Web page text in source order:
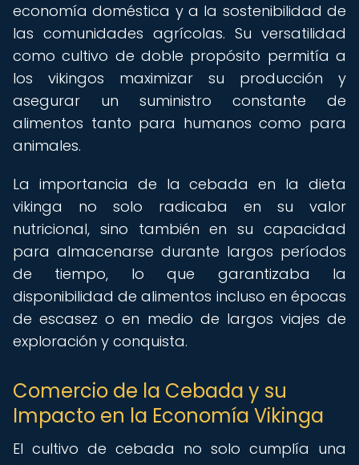
economía doméstica y a la sostenibilidad de
las comunidades agrícolas. Su versatilidad
como cultivo de doble propósito permitía a
los vikingos maximizar su producción y
asegurar un suministro constante de
alimentos tanto para humanos como para
animales.
La importancia de la cebada en la dieta
vikinga no solo radicaba en su valor
nutricional, sino también en su capacidad
para almacenarse durante largos períodos
de tiempo, lo que garantizaba la
disponibilidad de alimentos incluso en épocas
de escasez o en medio de largos viajes de
exploración y conquista.
Comercio de la Cebada y su
Impacto en la Economía Vikinga
El cultivo de cebada no solo cumplía una